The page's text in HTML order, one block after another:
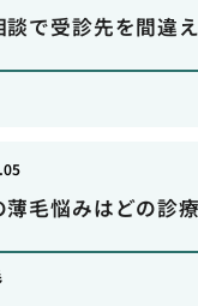
談で受診先を間違
薄毛悩みはどの診